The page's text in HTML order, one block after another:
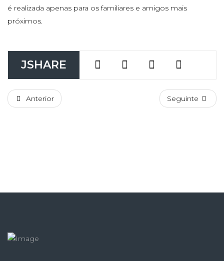
é realizada apenas para os familiares e amigos mais
próximos.
JSHARE
Anterior Seguinte